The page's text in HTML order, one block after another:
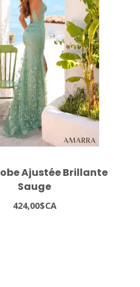
Ajustée Brillante
Sauge
424,00$CA